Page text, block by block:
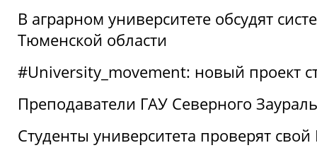
В аграрном университете обсудят
Тюменской области
#University_movement: новый проект
Преподаватели ГАУ Северного
Студенты университета проверят свой